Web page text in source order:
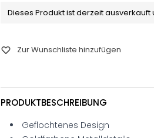
Dieses Produkt ist derzeit
Zur Wunschliste hinzufügen
PRODUKTBESCHREIBUNG
Geflochtenes Design